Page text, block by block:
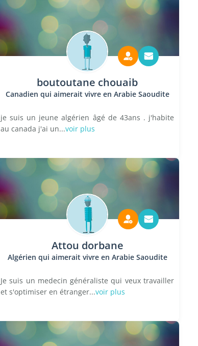
boutoutane chouaib
Canadien qui aimerait vivre en Arabie Saoudite
je suis un jeune algérien âgé de 43ans . j'habite
au canada j'ai un...voir plus
Attou dorbane
Algérien qui aimerait vivre en Arabie Saoudite
Je suis un medecin généraliste qui veux travailler
et s'optimiser en étranger...voir plus